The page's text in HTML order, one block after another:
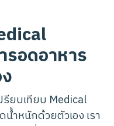
รอดอาหาร
ยบเทียบ Medical
ำหนักด้วยตัวเอง เรา